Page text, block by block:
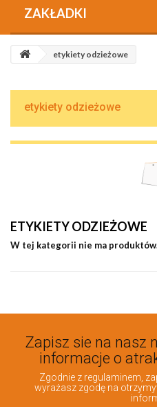
ZAKŁADKI
etykiety odzieżowe
etykiety odzieżowe
ETYKIETY ODZIEŻOWE
W tej kategorii nie ma
Zapisz sie na nasz
informacje o
Zgodnie z regulaminem,
wyrażasz zgodę na